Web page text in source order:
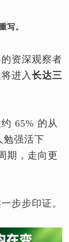
写。
资深观察者
进入 长达三
65% 的从
勉强活下
期，走向更
步步印证。